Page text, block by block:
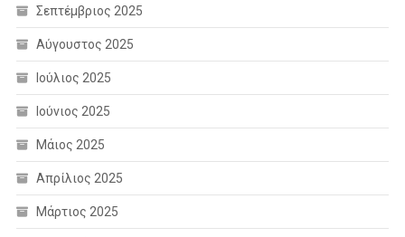
Σεπτέμβριος 2025
Αύγουστος 2025
Ιούλιος 2025
Ιούνιος 2025
Μάιος 2025
Απρίλιος 2025
Μάρτιος 2025